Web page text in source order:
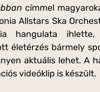
címmel
Allstars Ska
hangulata
életérzés bármely
aktuális lehet. A
videóklip is készült.